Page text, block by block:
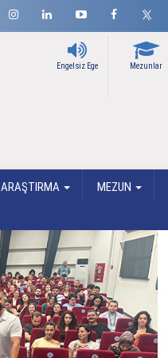
Mezunlar
Engelsiz Ege
ARAŞTIRMA MEZUN